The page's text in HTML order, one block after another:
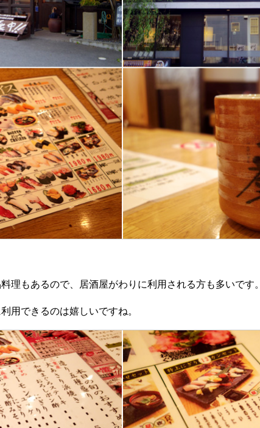
理もあるので、居酒屋がわりに利用される方も多いです。
用できるのは嬉しいですね。